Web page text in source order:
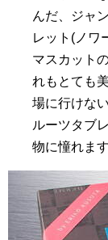
んだ、ジャ
レット(ノワ
マスカット
れもとても
場に行けな
ルーツタブ
物に憧れます